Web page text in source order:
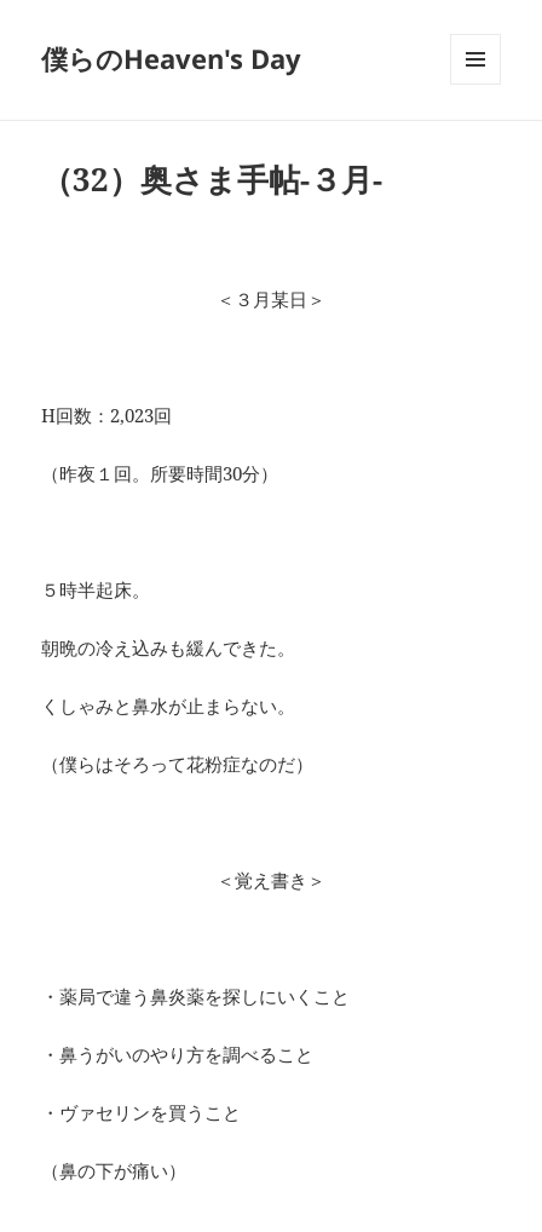
僕らのHeaven's Day
（32）奥さま手帖-３月-
＜３月某日＞
H回数：2,023回
（昨夜１回。所要時間30分）
５時半起床。
朝晩の冷え込みも緩んできた。
くしゃみと鼻水が止まらない。
（僕らはそろって花粉症なのだ）
＜覚え書き＞
・薬局で違う鼻炎薬を探しにいくこと
・鼻うがいのやり方を調べること
・ヴァセリンを買うこと
（鼻の下が痛い）